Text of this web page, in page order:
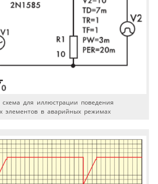
схема для иллюстрации поведения
элементов в аварийных режимах